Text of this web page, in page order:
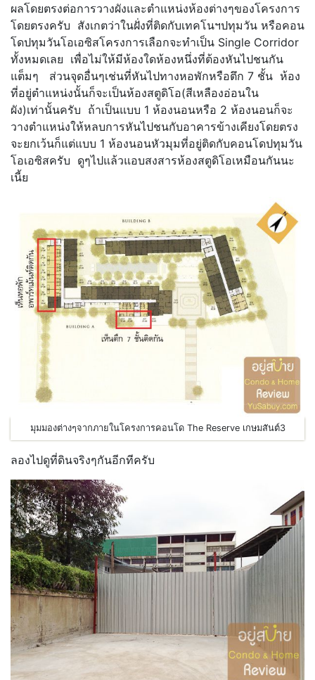
ผลโดยตรงต่อการวางผังและตำแหน่งห้องต่างๆของโครงการ
โดยตรงครับ สังเกตว่าในฝั่งที่ติดกับเทคโนฯปทุมวัน หรือคอน
โดปทุมวันโอเอซิสโครงการเลือกจะทำเป็น Single Corridor
ทั้งหมดเลย เพื่อไม่ให้มีห้องใดห้องหนึ่งที่ต้องหันไปชนกัน
แต็มๆ ส่วนจุดอื่นๆเช่นที่หันไปทางหอพักหรือตึก 7 ชั้น ห้อง
ที่อยู่ตำแหน่งนั้นก็จะเป็นห้องสตูดิโอ(สีเหลืองอ่อนใน
ผัง)เท่านั้นครับ ถ้าเป็นแบบ 1 ห้องนอนหรือ 2 ห้องนอนก็จะ
วางตำแหน่งให้หลบการหันไปชนกับอาคารข้างเคียงโดยตรง
จะยกเว้นก็แต่แบบ 1 ห้องนอนหัวมุมที่อยู่ติดกับคอนโดปทุมวัน
โอเอซิสครับ ดูๆไปแล้วแอบสงสารห้องสตูดิโอเหมือนกันนะ
เนี้ย
มุมมองต่างๆจากภายในโครงการคอนโด The Reserve เกษมสันต์3
ลองไปดูที่ดินจริงๆกันอีกทีครับ